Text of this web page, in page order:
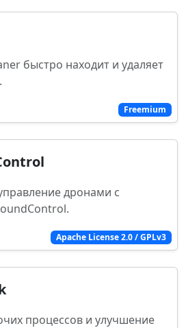
Freemium
быстро находит и удаляет
Apache License 2.0 / GPLv3
дронами с
процессов и улучшение